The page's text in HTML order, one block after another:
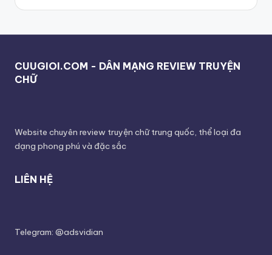
CUUGIOI.COM - DÂN MẠNG REVIEW TRUYỆN
CHỮ
Website chuyên review truyện chữ trung quốc, thể loại đa
dạng phong phú và đặc sắc
LIÊN HỆ
Telegram: @adsvidian